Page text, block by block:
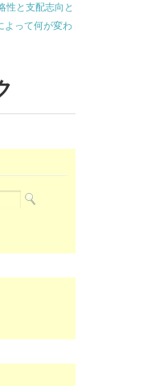
性と支配志向と
って何が変わ